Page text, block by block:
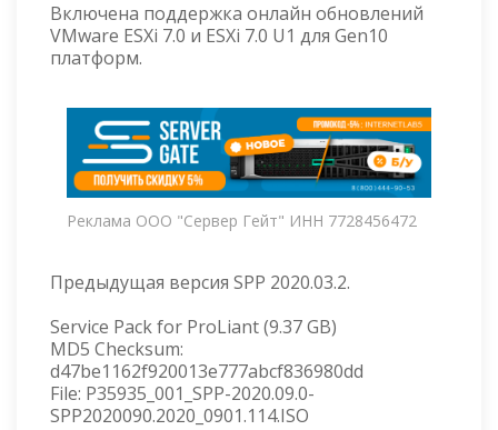
Включена поддержка онлайн обновлений
VMware ESXi 7.0 и ESXi 7.0 U1 для Gen10
платформ.
Реклама ООО "Сервер Гейт" ИНН 7728456472
Предыдущая версия SPP 2020.03.2.
Service Pack for ProLiant (9.37 GB)
MD5 Checksum:
d47be1162f920013e777abcf836980dd
File: P35935_001_SPP-2020.09.0-
SPP2020090.2020_0901.114.ISO